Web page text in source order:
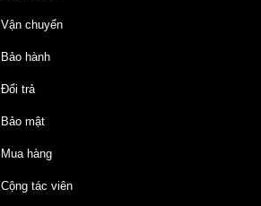
Vận chuyển
Bảo hành
Đổi trả
Bảo mật
Mua hàng
Cộng tác viên